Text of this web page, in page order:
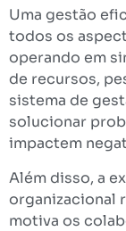
Uma gestão
todos os
operando em
de recursos,
sistema de
solucionar
impactem
Além disso, a
organizacional
motiva os